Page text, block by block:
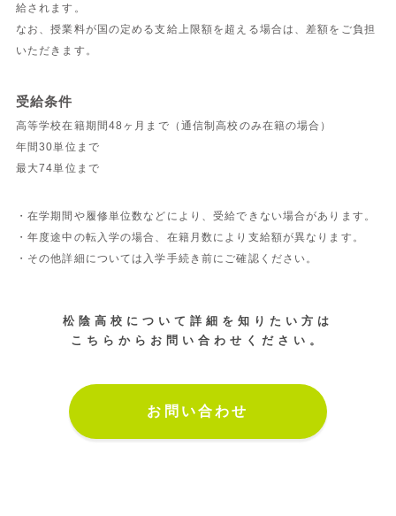
給されます。
なお、授業料が国の定める支給上限額を超える場合は、差額をご負担
いただきます。
受給条件
高等学校在籍期間48ヶ月まで（通信制高校のみ在籍の場合）
年間30単位まで
最大74単位まで
・在学期間や履修単位数などにより、受給できない場合があります。
・年度途中の転入学の場合、在籍月数により支給額が異なります。
・その他詳細については入学手続き前にご確認ください。
松陰高校について詳細を知りたい方は
こちらからお問い合わせください。
お問い合わせ